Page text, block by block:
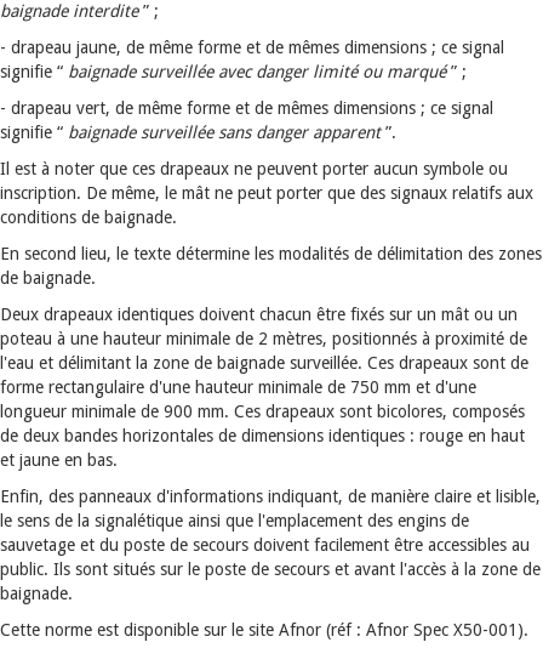
baignade interdite” ;
- drapeau jaune, de même forme et de mêmes dimensions ; ce signal
signifie “ baignade surveillée avec danger limité ou marqué” ;
- drapeau vert, de même forme et de mêmes dimensions ; ce signal
signifie “ baignade surveillée sans danger apparent”.
Il est à noter que ces drapeaux ne peuvent porter aucun symbole ou
inscription. De même, le mât ne peut porter que des signaux relatifs aux
conditions de baignade.
En second lieu, le texte détermine les modalités de délimitation des zones
de baignade.
Deux drapeaux identiques doivent chacun être fixés sur un mât ou un
poteau à une hauteur minimale de 2 mètres, positionnés à proximité de
l'eau et délimitant la zone de baignade surveillée. Ces drapeaux sont de
forme rectangulaire d'une hauteur minimale de 750 mm et d'une
longueur minimale de 900 mm. Ces drapeaux sont bicolores, composés
de deux bandes horizontales de dimensions identiques : rouge en haut
et jaune en bas.
Enfin, des panneaux d'informations indiquant, de manière claire et lisible,
le sens de la signalétique ainsi que l'emplacement des engins de
sauvetage et du poste de secours doivent facilement être accessibles au
public. Ils sont situés sur le poste de secours et avant l'accès à la zone de
baignade.
Cette norme est disponible sur le site Afnor (réf : Afnor Spec X50-001).